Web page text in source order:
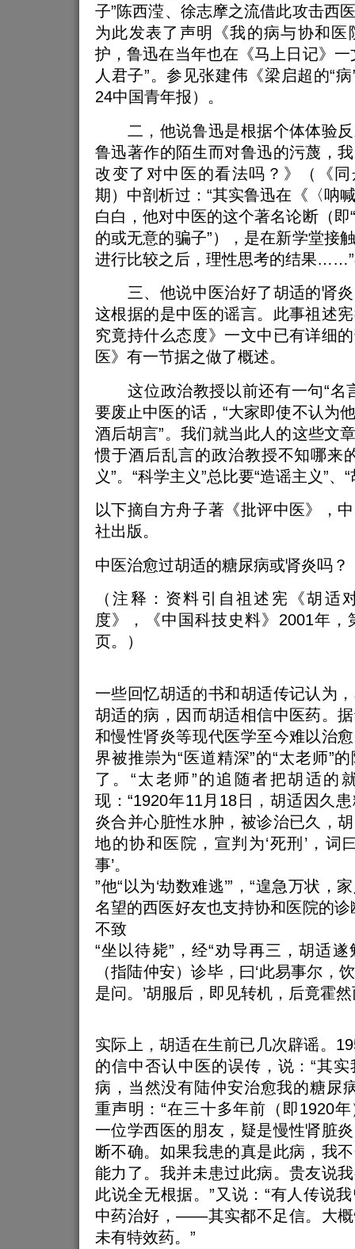
子”陈西滢、徐志摩之流借此攻击西
为此发表了声明《我的病与协和医
护，鲁迅在当年也在《马上日记》一
人君子”。参见张建伟《梁启超的“
24中国青年报）。
二，他说鲁迅是根据个体体验反
鲁迅著作的陌生而对鲁迅的污蔑，
改变了对中医的看法吗？》（《
期）中剖析过：“其实鲁迅在《〈呐
白白，他对中医的这个著名论断（即
的或无意的骗子”），是在新学堂接
进行比较之后，理性思考的结果
三、他说中医治好了胡适的肾炎
这根据的是中医的谣言。此事祖述
究竟持什么态度》一文中已有详细
医》有一节据之做了概述。
这位政治教授以前还有一句“名
要废止中医的话，“大家即使不认为
酒后胡言”。我们就当此人的这些文
惯于酒后乱言的政治教授不知哪来
义”。“科学主义”总比要“造谣主义”、
以下摘自方舟子著《批评中医》，
社出版。
中医治愈过胡适的糖尿病或肾炎吗？
（注释：资料引自祖述宪《胡适
度》，《中国科技史料》2001年，
页。）
一些回忆胡适的书和胡适传记认为
胡适的病，因而胡适相信中医药。
和慢性肾炎等现代医学至今难以治
界被推崇为“医道精深”的“太老师”
了。“太老师”的追随者把胡适的
现：“1920年11月18日，胡适因久
炎合并心脏性水肿，被诊治已久，
地的协和医院，宣判为‘死刑’，词
事’。
”他“以为‘劫数难逃’”，“遑急万状，
名望的西医好友也支持协和医院的诊
不致
“坐以待毙”，经“劝导再三，胡适
（指陆仲安）诊毕，曰‘此易事尔，
是问。’胡服后，即见转机，后竟霍然
实际上，胡适在生前已几次辟谣。
的信中否认中医的误传，说：“其
病，当然没有陆仲安治愈我的糖尿
重声明：“在三十多年前（即1920
一位学西医的朋友，疑是慢性肾脏
断不确。如果我患的真是此病，我
能力了。我并未患过此病。贵友说
此说全无根据。”又说：“有人传说
中药治好，——其实都不足信。大
未有特效药。”